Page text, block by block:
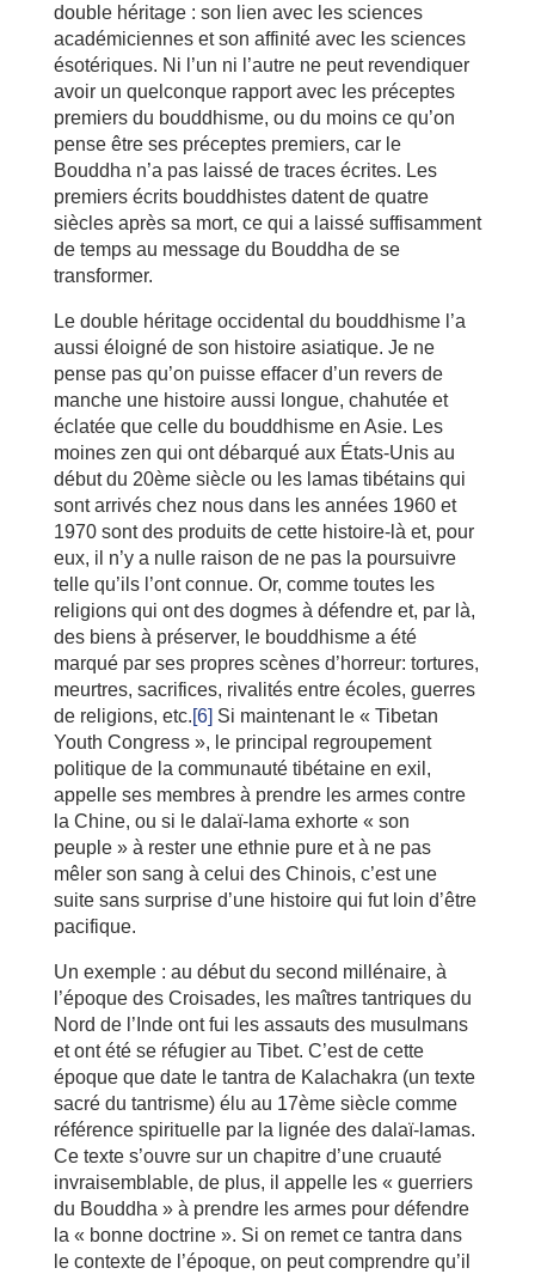
double héritage : son lien avec les sciences
académiciennes et son affinité avec les sciences
ésotériques. Ni l’un ni l’autre ne peut revendiquer
avoir un quelconque rapport avec les préceptes
premiers du bouddhisme, ou du moins ce qu’on
pense être ses préceptes premiers, car le
Bouddha n’a pas laissé de traces écrites. Les
premiers écrits bouddhistes datent de quatre
siècles après sa mort, ce qui a laissé suffisamment
de temps au message du Bouddha de se
transformer.
Le double héritage occidental du bouddhisme l’a
aussi éloigné de son histoire asiatique. Je ne
pense pas qu’on puisse effacer d’un revers de
manche une histoire aussi longue, chahutée et
éclatée que celle du bouddhisme en Asie. Les
moines zen qui ont débarqué aux États-Unis au
début du 20ème siècle ou les lamas tibétains qui
sont arrivés chez nous dans les années 1960 et
1970 sont des produits de cette histoire-là et, pour
eux, il n’y a nulle raison de ne pas la poursuivre
telle qu’ils l’ont connue. Or, comme toutes les
religions qui ont des dogmes à défendre et, par là,
des biens à préserver, le bouddhisme a été
marqué par ses propres scènes d’horreur: tortures,
meurtres, sacrifices, rivalités entre écoles, guerres
de religions, etc.[6] Si maintenant le « Tibetan
Youth Congress », le principal regroupement
politique de la communauté tibétaine en exil,
appelle ses membres à prendre les armes contre
la Chine, ou si le dalaï-lama exhorte « son
peuple » à rester une ethnie pure et à ne pas
mêler son sang à celui des Chinois, c’est une
suite sans surprise d’une histoire qui fut loin d’être
pacifique.
Un exemple : au début du second millénaire, à
l’époque des Croisades, les maîtres tantriques du
Nord de l’Inde ont fui les assauts des musulmans
et ont été se réfugier au Tibet. C’est de cette
époque que date le tantra de Kalachakra (un texte
sacré du tantrisme) élu au 17ème siècle comme
référence spirituelle par la lignée des dalaï-lamas.
Ce texte s’ouvre sur un chapitre d’une cruauté
invraisemblable, de plus, il appelle les « guerriers
du Bouddha » à prendre les armes pour défendre
la « bonne doctrine ». Si on remet ce tantra dans
le contexte de l’époque, on peut comprendre qu’il